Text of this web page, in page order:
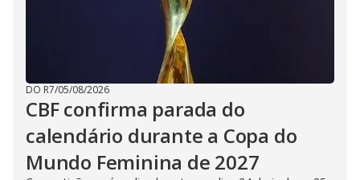
DO R7/05/08/2026
CBF confirma parada do
calendário durante a Copa do
Mundo Feminina de 2027